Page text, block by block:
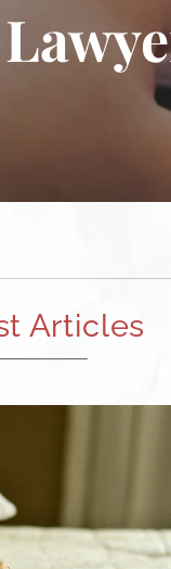
Articles